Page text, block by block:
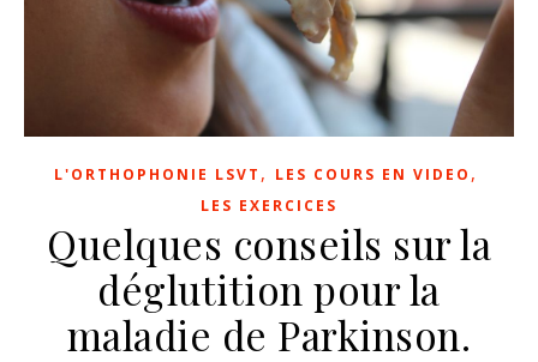
L'ORTHOPHONIE LSVT , LES COURS EN VIDEO ,
LES EXERCICES
Quelques conseils sur la
déglutition pour la
maladie de Parkinson.